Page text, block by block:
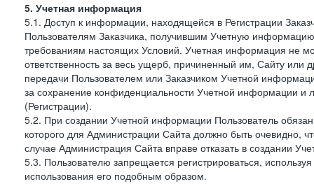
5. Учетная информация
5.1. Доступ к информации, находящейся в Регистрации
Пользователям Заказчика, получившим Учетную
требованиям настоящих Условий. Учетная информация не
ответственность за весь ущерб, причиненный им, Сайту
передачи Пользователем или Заказчиком Учетной
за сохранение конфиденциальности Учетной информации
(Регистрации).
5.2. При создании Учетной информации Пользователь
которого для Администрации Сайта должно быть очевидно,
случае Администрация Сайта вправе отказать в создании
5.3. Пользователю запрещается регистрироваться,
использования его подобным образом.